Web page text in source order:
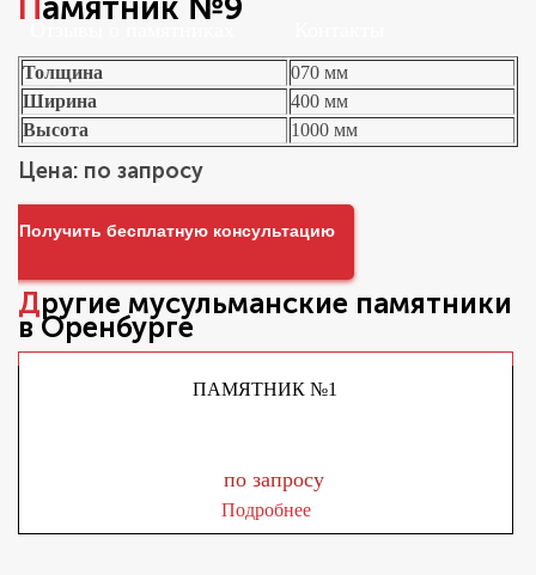
Толщина
070 мм
Ширина
400 мм
Высота
1000 мм
Цена: по запросу
Получить бесплатную консультацию
Другие мусульманские памятники
в Оренбурге
ПАМЯТНИК №1
по запросу
Подробнее